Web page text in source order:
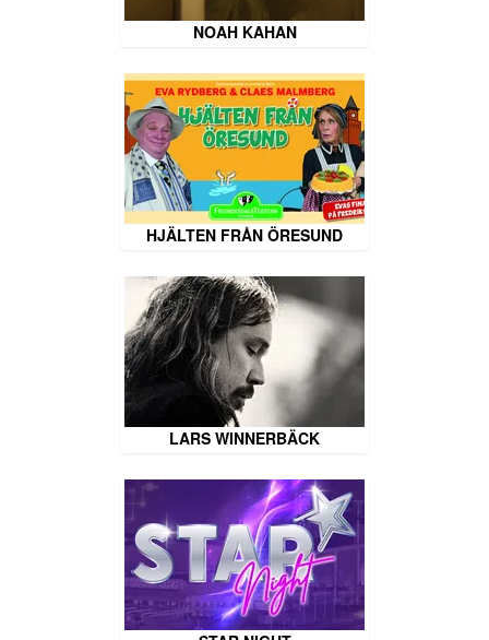
NOAH KAHAN
HJÄLTEN FRÅN ÖRESUND
LARS WINNERBÄCK